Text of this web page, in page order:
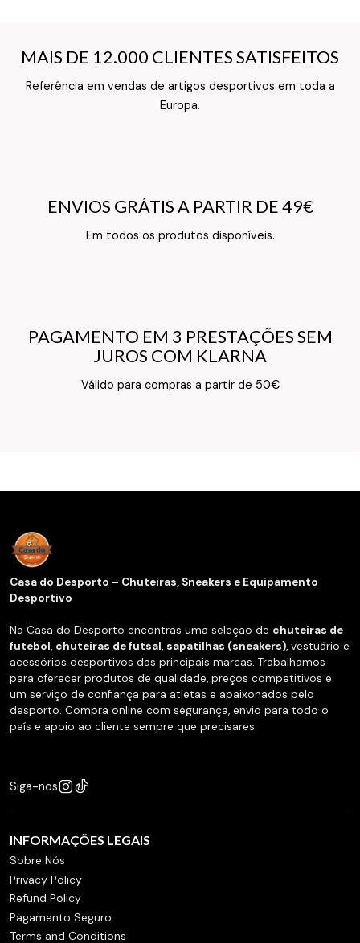
MAIS DE 12.000 CLIENTES SATISFEITOS
Referência em vendas de artigos desportivos em toda a
Europa.
MAIS DE 12.000 CLIENTES SATISFEITOS
Texto do Verso do Cartão de Informação
ENVIOS GRÁTIS A PARTIR DE 49€
Em todos os produtos disponíveis.
ENVIOS GRÁTIS A PARTIR DE 49€
Texto do Verso do Cartão de Informação
PAGAMENTO EM 3 PRESTAÇÕES SEM
JUROS COM KLARNA
Válido para compras a partir de 50€
PAGAMENTO EM 3 PRESTAÇÕES SEM
JUROS COM KLARNA
Texto do Verso do Cartão de Informação
Casa do Desporto – Chuteiras, Sneakers e Equipamento
Desportivo
Na Casa do Desporto encontras uma seleção de chuteiras de
futebol, chuteiras de futsal, sapatilhas (sneakers), vestuário e
acessórios desportivos das principais marcas. Trabalhamos
para oferecer produtos de qualidade, preços competitivos e
um serviço de confiança para atletas e apaixonados pelo
desporto. Compra online com segurança, envio para todo o
país e apoio ao cliente sempre que precisares.
Siga-nos
INFORMAÇÕES LEGAIS
Sobre Nós
Privacy Policy
Refund Policy
Pagamento Seguro
Terms and Conditions